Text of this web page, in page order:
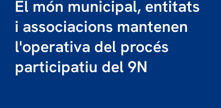
El món municipal, entitats
i associacions mantenen
l'operativa del procés
participatiu del 9N